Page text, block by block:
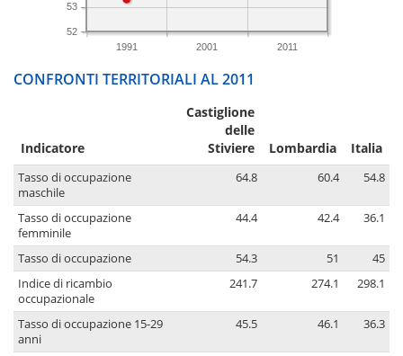
1991 2001 2011
52
53
CONFRONTI TERRITORIALI AL 2011
Indicatore
Castiglione
delle
Stiviere
Lombardia Italia
Tasso di occupazione
maschile
64.8 60.4 54.8
Tasso di occupazione
femminile
44.4 42.4 36.1
Tasso di occupazione 54.3 51
45
Indice di ricambio
occupazionale
241.7 274.1 298.1
Tasso di occupazione 15-29
anni
45.5 46.1 36.3